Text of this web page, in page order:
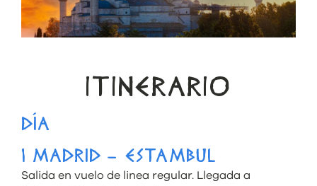
ITINERARIO
DÍA
1 MADRID – ESTAMBUL
Salida en vuelo de linea regular. Llegada a